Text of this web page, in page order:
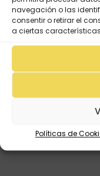
navegación o las
consentir o retirar el
a ciertas
Políticas de